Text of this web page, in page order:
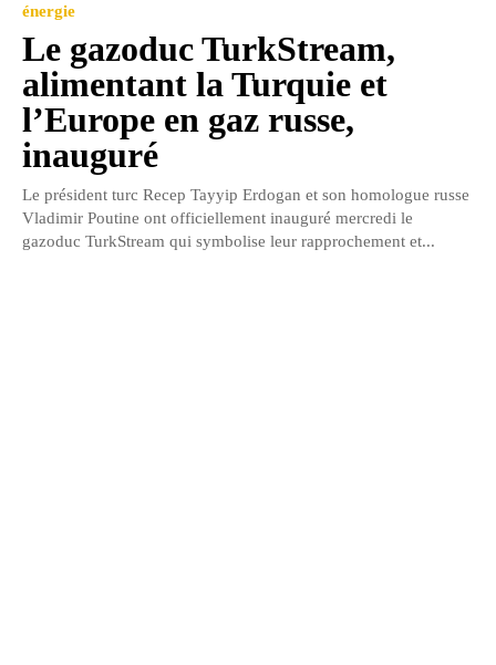
énergie
Le gazoduc TurkStream,
alimentant la Turquie et
l’Europe en gaz russe,
inauguré
Le président turc Recep Tayyip Erdogan et son homologue russe
Vladimir Poutine ont officiellement inauguré mercredi le
gazoduc TurkStream qui symbolise leur rapprochement et...